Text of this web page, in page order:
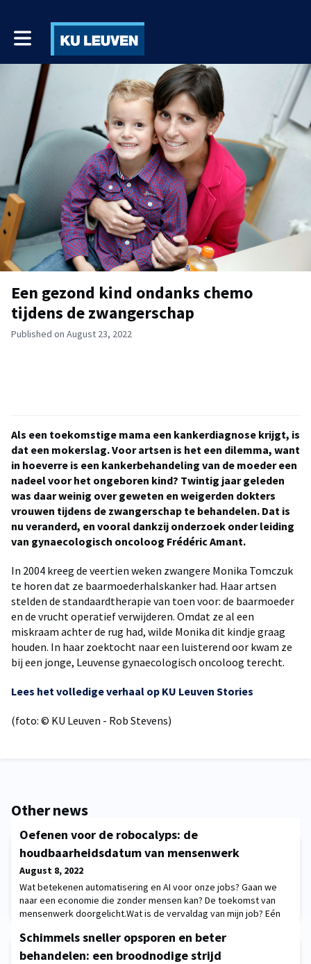
Toggle main navigation
Een gezond kind ondanks chemo
tijdens de zwangerschap
Published on August 23, 2022
Als een toekomstige mama een kankerdiagnose krijgt, is
dat een mokerslag. Voor artsen is het een dilemma, want
in hoeverre is een kankerbehandeling van de moeder een
nadeel voor het ongeboren kind? Twintig jaar geleden
was daar weinig over geweten en weigerden dokters
vrouwen tijdens de zwangerschap te behandelen. Dat is
nu veranderd, en vooral dankzij onderzoek onder leiding
van gynaecologisch oncoloog Frédéric Amant.
In 2004 kreeg de veertien weken zwangere Monika Tomczuk
te horen dat ze baarmoederhalskanker had. Haar artsen
stelden de standaardtherapie van toen voor: de baarmoeder
en de vrucht operatief verwijderen. Omdat ze al een
miskraam achter de rug had, wilde Monika dit kindje graag
houden. In haar zoektocht naar een luisterend oor kwam ze
bij een jonge, Leuvense gynaecologisch oncoloog terecht.
Lees het volledige verhaal op KU Leuven Stories
(foto: © KU Leuven - Rob Stevens)
Other news
Oefenen voor de robocalyps: de
houdbaarheidsdatum van mensenwerk
August 8, 2022
Wat betekenen automatisering en AI voor onze jobs? Gaan we
naar een economie die zonder mensen kan? De toekomst van
mensenwerk doorgelicht.Wat is de vervaldag van mijn job? Eén
in de rug: het idee dat er zich een stille ‘robocalyps’ aan het
voltrekken is op de arbeidsmarkt. Dat automatisering en AI
Schimmels sneller opsporen en beter
behandelen: een broodnodige strijd